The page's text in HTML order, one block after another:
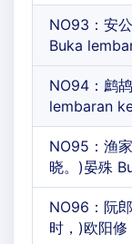
NO93：安
Buka
NO94：鹧
lembaran
NO95：渔
晓。)晏殊
NO96：阮
时，)欧阳